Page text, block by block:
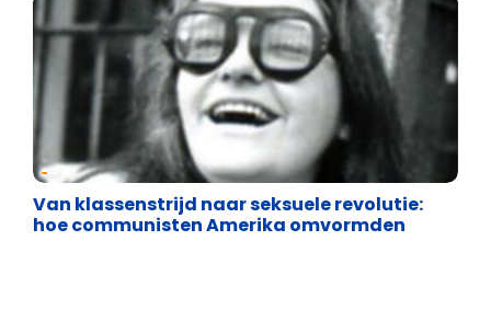
Uncategorized
Van klassenstrijd naar seksuele revolutie:
hoe communisten Amerika omvormden